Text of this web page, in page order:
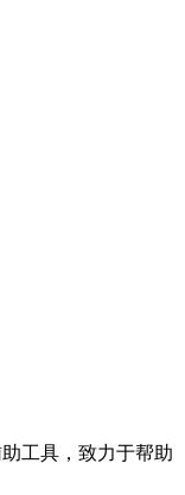
工具，致力于帮助